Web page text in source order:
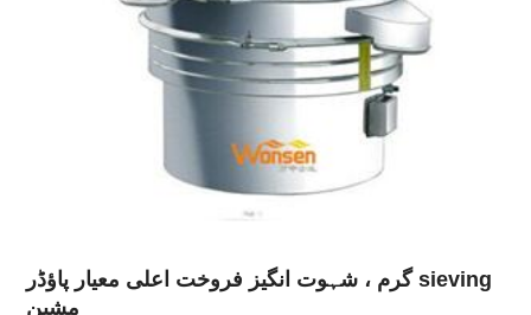
گرم ، شہوت انگیز فروخت اعلی معیار پاؤڈر sieving
مشین